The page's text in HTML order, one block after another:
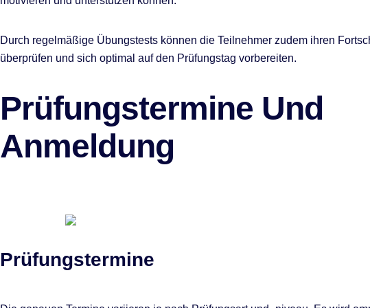
Durch regelmäßige Übungstests können die Teilnehmer zudem ihren
überprüfen und sich optimal auf den Prüfungstag vorbereiten.
Prüfungstermine Und
Anmeldung
Prüfungstermine